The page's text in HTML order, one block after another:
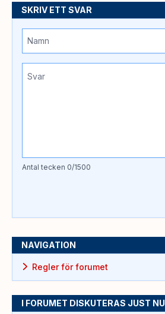
SKRIV ETT SVAR
Antal tecken 0/1500
NAVIGATION
Regler för forumet
I FORUMET DISKUTERAS JUST NU